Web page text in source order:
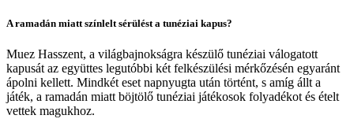
A ramadán miatt színlelt sérülést a tunéziai kapus?
Muez Hasszent, a világbajnokságra készülő tunéziai válogatott
kapusát az együttes legutóbbi két felkészülési mérkőzésén egyaránt
ápolni kellett. Mindkét eset napnyugta után történt, s amíg állt a
játék, a ramadán miatt böjtölő tunéziai játékosok folyadékot és ételt
vettek magukhoz.